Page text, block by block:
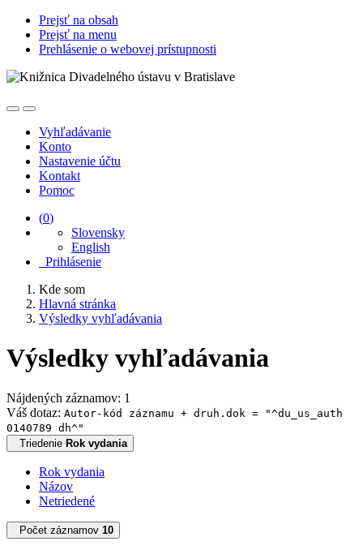
Prejsť na obsah
Prejsť na menu
Prehlásenie o webovej prístupnosti
Vyhľadávanie
Konto
Nastavenie účtu
Kontakt
Pomoc
(0)
Slovensky
English
Prihlásenie
Kde som
Hlavná stránka
Výsledky vyhľadávania
Výsledky vyhľadávania
Nájdených záznamov: 1
Váš dotaz: Autor-kód záznamu + druh.dok = "^du_us_auth
0140789 dh^"
Triedenie Rok vydania
Rok vydania
Názov
Netriedené
Počet záznamov 10